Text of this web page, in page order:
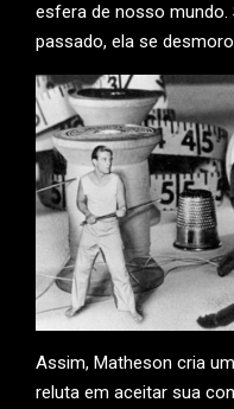
esfera de nosso mundo.
passado, ela se
Assim, Matheson cria
reluta em aceitar sua